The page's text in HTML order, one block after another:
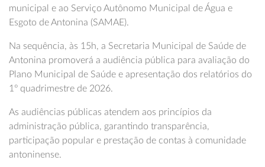
municipal e ao Serviço Autônomo Municipal de Água e
Esgoto de Antonina (SAMAE).
Na sequência, às 15h, a Secretaria Municipal de Saúde de
Antonina promoverá a audiência pública para avaliação do
Plano Municipal de Saúde e apresentação dos relatórios do
1º quadrimestre de 2026.
As audiências públicas atendem aos princípios da
administração pública, garantindo transparência,
participação popular e prestação de contas à comunidade
antoninense.